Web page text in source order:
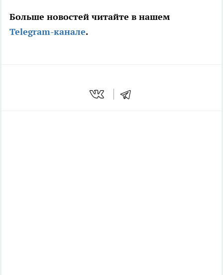
Больше новостей читайте в нашем
Telegram-канале.